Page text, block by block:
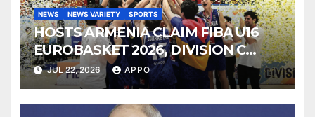
NEWS NEWS VARIETY SPORTS
HOSTS ARMENIA CLAIM FIBA U16
EUROBASKET 2026, DIVISION C
TITLE
JUL 22, 2026 APPO